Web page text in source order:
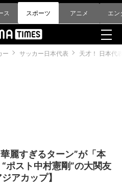
ス スポーツ アニメ エン
ー サッカー日本代表 天才！ 日本代
麗すぎるターン”が「本
ポスト中村憲剛”の大関友
アカップ】